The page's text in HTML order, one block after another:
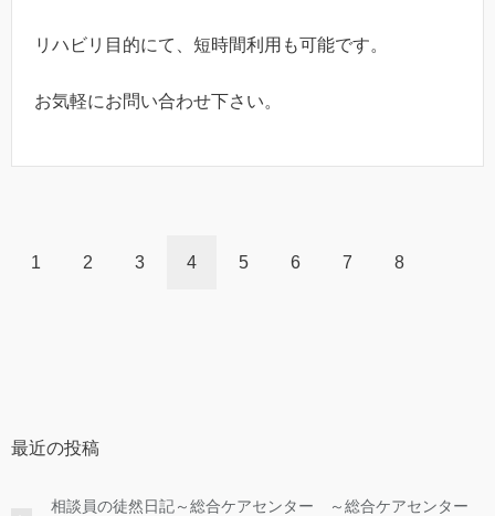
リハビリ目的にて、短時間利用も可能です。
お気軽にお問い合わせ下さい。
1 2 3 4 5 6 7 8
最近の投稿
相談員の徒然日記～総合ケアセンター ～総合ケアセンター